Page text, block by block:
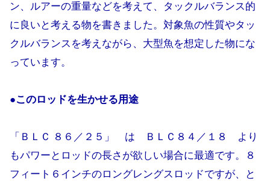
ン、ルアーの重量などを考えて、タックルバランス的
に良いと考える物を書きました。対象魚の性質やタッ
クルバランスを考えながら、大型魚を想定した物にな
っています。
●このロッドを生かせる用途
「ＢＬＣ ８６／２５」 は ＢＬＣ８４／１８ より
もパワーとロッドの長さが欲しい場合に最適です。８
フィート６インチのロングレングスロッドですが、と